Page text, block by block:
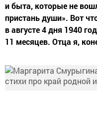
и быта, которые не
пристань души». Вот
в августе 4 дня 1940
11 месяцев. Отца я,